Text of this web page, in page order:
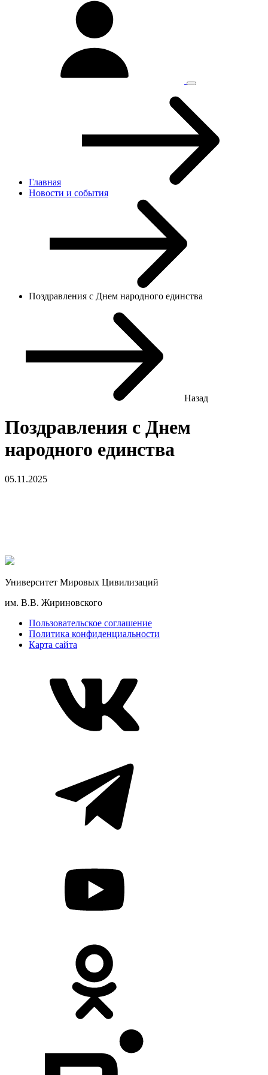
Главная
Новости и cобытия
Поздравления с Днем народного единства
Назад
Поздравления с Днем
народного единства
05.11.2025
Университет Мировых Цивилизаций
им. В.В. Жириновского
Пользовательское соглашение
Политика конфиденциальности
Карта сайта